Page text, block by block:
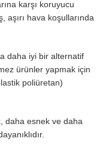
karşı koruyucu
aşırı hava koşullarında
daha iyi bir alternatif
ürünler yapmak için
poliüretan)
daha esnek ve daha